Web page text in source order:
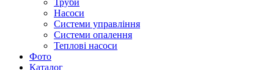
Труби
Насоси
Системи управління
Системи опалення
Теплові насоси
Фото
Каталог